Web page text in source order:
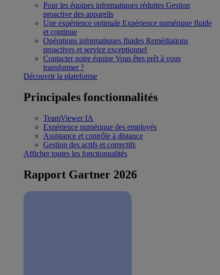
Pour les équipes informatiques réduites Gestion
proactive des appareils
Une expérience optimale Expérience numérique fluide
et continue
Opérations informatiques fluides Remédiations
proactives et service exceptionnel
Contacter notre équipe Vous êtes prêt à vous
transformer ?
Découvrir la plateforme
Principales fonctionnalités
TeamViewer IA
Expérience numérique des employés
Assistance et contrôle à distance
Gestion des actifs et correctifs
Afficher toutes les fonctionnalités
Rapport Gartner 2026